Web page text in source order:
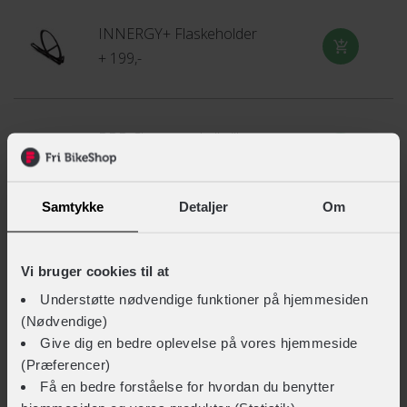
Samtykke Detaljer Om
Vi bruger cookies til at
Understøtte nødvendige funktioner på hjemmesiden
(Nødvendige)
Give dig en bedre oplevelse på vores hjemmeside
(Præferencer)
Få en bedre forståelse for hvordan du benytter
hjerte pulserer mere end noget andet sted.
Lær mere
INNERGY+ Flaskeholder
+ 199,-
BBB Chester cykelbriller
+ 339,-
+ 999,-
FUSION Technical Merino Neck Gaiter
+ 249,-